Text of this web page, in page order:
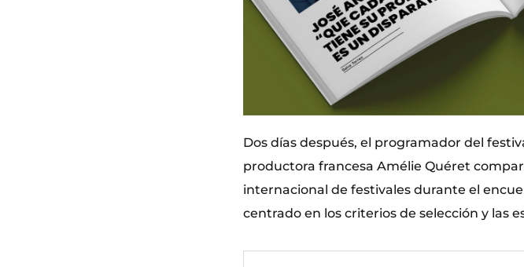
Dos días después, el programador del
productora francesa Amélie Quéret
internacional de festivales durante el
centrado en los criterios de selección y las